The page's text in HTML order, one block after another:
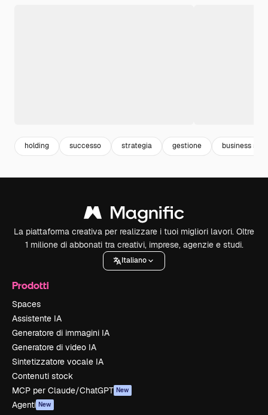
holding successo strategia gestione business
La piattaforma creativa per realizzare i tuoi migliori lavori. Oltre
1 milione di abbonati tra creativi, imprese, agenzie e studi.
Italiano
Prodotti
Spaces
Assistente IA
Generatore di immagini IA
Generatore di video IA
Sintetizzatore vocale IA
Contenuti stock
MCP per Claude/ChatGPT New
Agenti New